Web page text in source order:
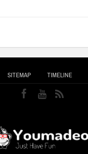
SITEMAP TIMELINE